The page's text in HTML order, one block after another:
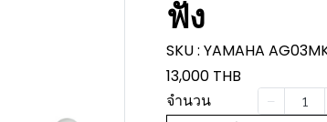
ฟัง
SKU : YAMAHA
13,000 THB
จำนวน